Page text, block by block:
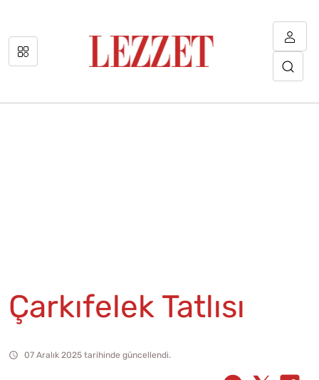
Çarkıfelek Tatlısı
07 Aralık 2025 tarihinde güncellendi.